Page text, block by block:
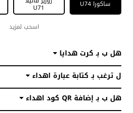
ساكورا U74 U71
اسحب لمزيد
هل ب بـ كرت هدايا
ل ترغب بـ كتابة عبارة اهداء
هل ب بـ إضافة QR كود اهداء